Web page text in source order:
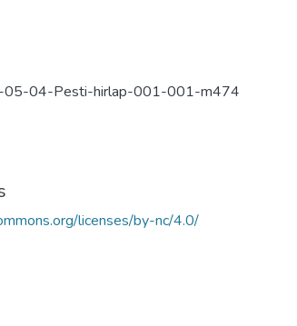
04-Pesti-hirlap-001-001-m474
licenses/by-nc/4.0/